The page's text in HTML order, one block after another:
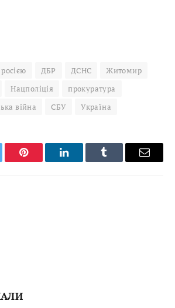
ДБР ДСНС
Житомир
Нацполіція
прокуратура
війна
СБУ Україна
Pinterest LinkedInTumblr Email